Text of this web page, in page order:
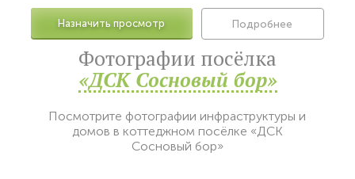
Назначить просмотр Подробнее
Фотографии посёлка
«ДСК Сосновый бор»
Посмотрите фотографии инфраструктуры и
домов в коттеджном посёлке «ДСК
Сосновый бор»